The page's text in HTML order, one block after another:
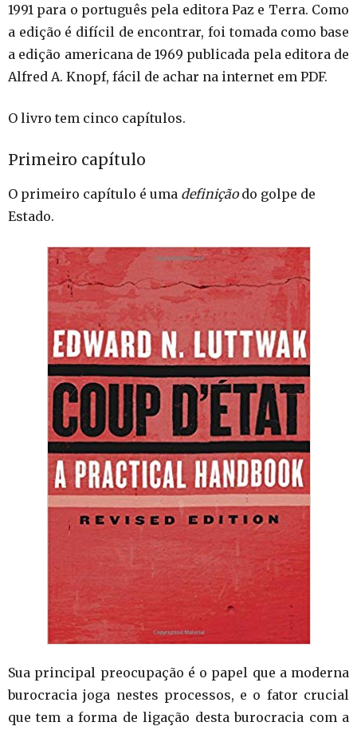
1991 para o português pela editora Paz e Terra. Como
a edição é difícil de encontrar, foi tomada como base
a edição americana de 1969 publicada pela editora de
Alfred A. Knopf, fácil de achar na internet em PDF.
O livro tem cinco capítulos.
Primeiro capítulo
O primeiro capítulo é uma definiçãodo golpe de
Estado.
Sua principal preocupação é o papel que a moderna
burocracia joga nestes processos, e o fator crucial
que tem a forma de ligação desta burocracia com a